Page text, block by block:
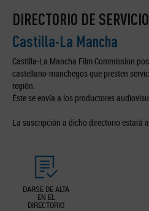
DIRECTORIO DE
Castilla-La Mancha
Castilla-La Mancha Film Commission
castellano-manchegos que presten
región.
Éste se envía a los productores
La suscripción a dicho directorio estará
DARSE DE ALTA
EN EL
DIRECTORIO